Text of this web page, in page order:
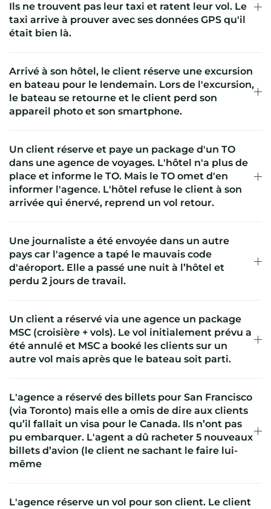
Ils ne trouvent pas leur taxi et ratent leur vol. Le
taxi arrive à prouver avec ses données GPS qu'il
était bien là.
Arrivé à son hôtel, le client réserve une excursion
en bateau pour le lendemain. Lors de l'excursion,
le bateau se retourne et le client perd son
appareil photo et son smartphone.
Un client réserve et paye un package d'un TO
dans une agence de voyages. L'hôtel n'a plus de
place et informe le TO. Mais le TO omet d'en
informer l'agence. L'hôtel refuse le client à son
arrivée qui énervé, reprend un vol retour.
Une journaliste a été envoyée dans un autre
pays car l'agence a tapé le mauvais code
d'aéroport. Elle a passé une nuit à l’hôtel et
perdu 2 jours de travail.
Un client a réservé via une agence un package
MSC (croisière + vols). Le vol initialement prévu a
été annulé et MSC a booké les clients sur un
autre vol mais après que le bateau soit parti.
L'agence a réservé des billets pour San Francisco
(via Toronto) mais elle a omis de dire aux clients
qu’il fallait un visa pour le Canada. Ils n’ont pas
pu embarquer. L'agent a dû racheter 5 nouveaux
billets d’avion (le client ne sachant le faire lui-
même
L'agence réserve un vol pour son client. Le client